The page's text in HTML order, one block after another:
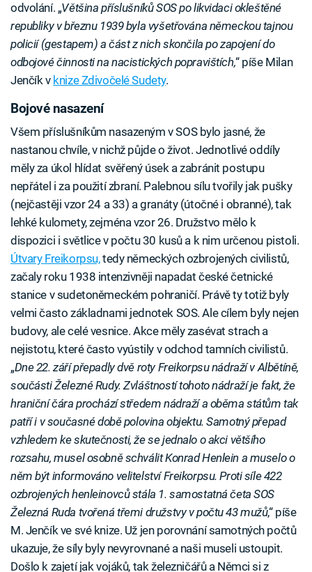
odvolání. „Většina příslušníků SOS po likvidaci okleštěné
republiky v březnu 1939 byla vyšetřována německou tajnou
policií (gestapem) a část z nich skončila po zapojení do
odbojové činnosti na nacistických popravištích,“ píše Milan
Jenčík v knize Zdivočelé Sudety.
Bojové nasazení
Všem příslušníkům nasazeným v SOS bylo jasné, že
nastanou chvíle, v nichž půjde o život. Jednotlivé oddíly
měly za úkol hlídat svěřený úsek a zabránit postupu
nepřátel i za použití zbraní. Palebnou sílu tvořily jak pušky
(nejčastěji vzor 24 a 33) a granáty (útočné i obranné), tak
lehké kulomety, zejména vzor 26. Družstvo mělo k
dispozici i světlice v počtu 30 kusů a k nim určenou pistoli.
Útvary Freikorpsu,tedy německých ozbrojených civilistů,
začaly roku 1938 intenzivněji napadat české četnické
stanice v sudetoněmeckém pohraničí. Právě ty totiž byly
velmi často základnami jednotek SOS. Ale cílem byly nejen
budovy, ale celé vesnice. Akce měly zasévat strach a
nejistotu, které často vyústily v odchod tamních civilistů.
„Dne 22. září přepadly dvě roty Freikorpsu nádraží v Albětíně,
součásti Železné Rudy. Zvláštností tohoto nádraží je fakt, že
hraniční čára prochází středem nádraží a oběma státům tak
patří i v současné době polovina objektu. Samotný přepad
vzhledem ke skutečnosti, že se jednalo o akci většího
rozsahu, musel osobně schválit Konrad Henlein a muselo o
něm být informováno velitelství Freikorpsu. Proti síle 422
ozbrojených henleinovců stála 1. samostatná četa SOS
Železná Ruda tvořená třemi družstvy v počtu 43 mužů,“ píše
M. Jenčík ve své knize. Už jen porovnání samotných počtů
ukazuje, že síly byly nevyrovnané a naši museli ustoupit.
Došlo k zajetí jak vojáků, tak železničářů a Němci si z